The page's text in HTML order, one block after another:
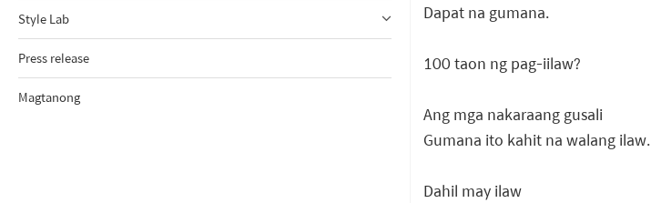
Style Lab
Press release
Magtanong
Dapat na gumana.
100 taon ng pag-iilaw?
Ang mga nakaraang gusali
Gumana ito kahit na walang ilaw.
Dahil may ilaw